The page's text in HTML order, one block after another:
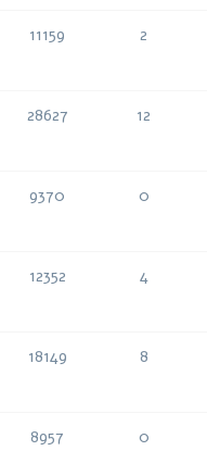
2
11159
12
28627
0
9370
4
12352
8
18149
0
8957